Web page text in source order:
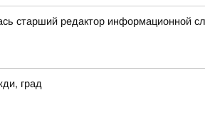
старший редактор информационной
град